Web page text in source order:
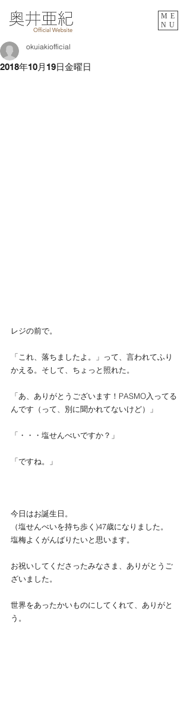
ME
NU
2018年10月19日金曜日
okuiakiofficial
レジの前で。
「これ、落ちましたよ。」って、言われてふり
かえる。そして、ちょっと照れた。
「あ、ありがとうございます！PASMO入ってる
んです（って、別に聞かれてないけど）」
「・・・塩せんべいですか？」
「ですね。」
今日はお誕生日。
（塩せんべいを持ち歩く)47歳になりました。
塩梅よくがんばりたいと思います。
お祝いしてくださったみなさま、ありがとうご
ざいました。
世界をあったかいものにしてくれて、ありがと
う。